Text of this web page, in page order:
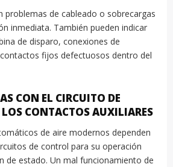
problemas de cableado o sobrecargas
inmediata. También pueden indicar
de disparo, conexiones de
fijos defectuosos dentro del
CON EL CIRCUITO DE
CONTACTOS AUXILIARES
de aire modernos dependen
de control para su operación
de estado. Un mal funcionamiento de